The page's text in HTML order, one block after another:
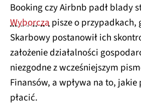
Booking czy Airbnb padł blady
Wyborczapisze o przypadkach,
Skarbowy postanowił ich
założenie działalności
niezgodne z wcześniejszym
Finansów, a wpływa na to,
płacić.